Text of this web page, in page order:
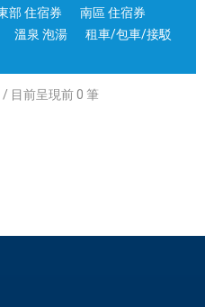
核
銷
銷
售
部 住宿券
南區 住宿券
溫泉 泡湯
租車/包車/接駁
/ 目前呈現前0 筆